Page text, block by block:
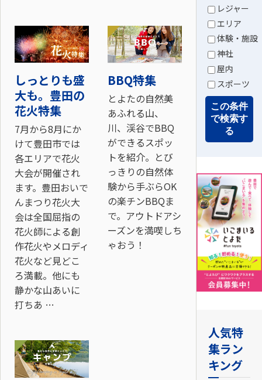
しっとりも盛
大も。豊田の
花火特集
7月から8月にか
けて豊田市では
各エリアで花火
大会が開催され
ます。豊田おいで
んまつり花火大
会は全国屈指の
花火師による創
作花火やメロディ
花火など見どこ
ろ満載。他にも
静かな山あいに
打ちあ …
BBQ特集
とよたの自然美
あふれる山、
川、渓谷でBBQ
ができるスポッ
トを紹介。とび
っきりの自然体
験から手ぶらOK
の楽チンBBQま
で。アウトドアシ
ーズンを満喫しち
ゃおう！
レジャー
エリア
体験・施設
神社
屋内
スポーツ
この条件
で検索す
る
人気特
集ラン
キング